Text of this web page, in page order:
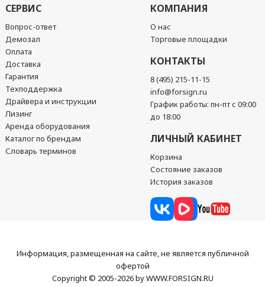
СЕРВИС
Вопрос-ответ
Демозал
Оплата
Доставка
Гарантия
Техподдержка
Драйвера и инструкции
Лизинг
Аренда оборудования
Каталог по брендам
Словарь терминов
КОМПАНИЯ
О нас
Торговые площадки
КОНТАКТЫ
8 (495) 215-11-15
info@forsign.ru
График работы: пн-пт с 09:00
до 18:00
ЛИЧНЫЙ КАБИНЕТ
Корзина
Состояние заказов
История заказов
Информация, размещенная на сайте, не является публичной
офертой
Copyright © 2005-2026 by WWW.FORSIGN.RU